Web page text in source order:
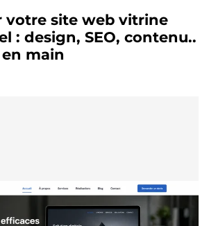
votre site web vitrine
: design, SEO, contenu..
main